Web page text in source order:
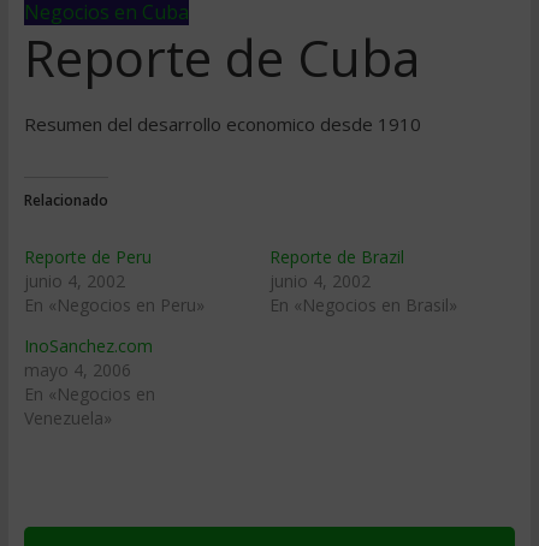
Negocios en Cuba
Reporte de Cuba
Resumen del desarrollo economico desde 1910
Relacionado
Reporte de Peru
junio 4, 2002
En «Negocios en Peru»
Reporte de Brazil
junio 4, 2002
En «Negocios en Brasil»
InoSanchez.com
mayo 4, 2006
En «Negocios en
Venezuela»